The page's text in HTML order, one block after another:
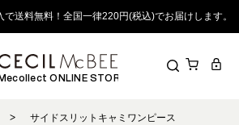
送料無料！全国一律220円(税込)でお届けします。
Mecollect ONLINE STORE
> サイドスリットキャミワンピース